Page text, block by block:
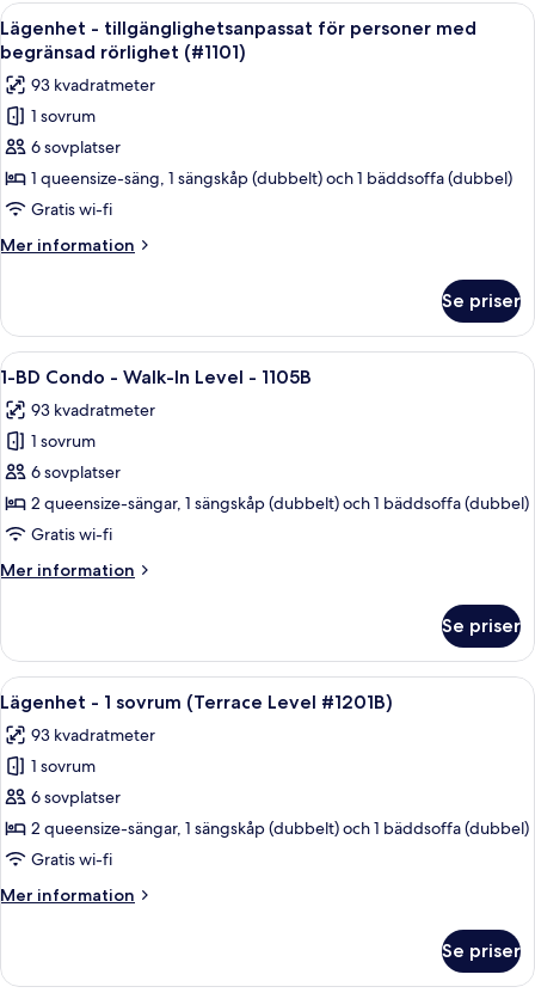
4
sovrum
sjöutsikt
Öppna
alla
foton
för
Lägenhet
-
tillgänglighetsanpassat
för
personer
med
rörlighet
(#1101)
Ett kök med bänkskivor i granit, en
1
Lägenhet - tillgänglighetsanpassat för personer med
begränsad rörlighet (#1101)
93 kvadratmeter
1 sovrum
6 sovplatser
1 queensize-säng, 1 sängskåp (dubbelt) och 1 bäddsoffa (dubbel)
Gratis wi-fi
Mer information
Mer
-
tillgänglighetsanpassat
för
med
begränsad
rörlighet
(#1101)
Se priser
Öppna
alla
foton
för
1-
BD
Condo
Walk-
1105B
Ett vardagsrum med två soffor
13
1-BD Condo - Walk-In Level - 1105B
93 kvadratmeter
1 sovrum
6 sovplatser
2 queensize-sängar, 1 sängskåp (dubbelt) och 1 bäddsoffa (dubbel)
Gratis wi-fi
Mer information
Mer
BD
Condo
-
Walk-
In
Level
1105B
Se priser
Öppna
alla
foton
för
Lägenhet
-
1
(Terrace
Ett sovrum med två sängar, en
14
Lägenhet - 1 sovrum (Terrace Level #1201B)
93 kvadratmeter
1 sovrum
6 sovplatser
2 queensize-sängar, 1 sängskåp (dubbelt) och 1 bäddsoffa (dubbel)
Gratis wi-fi
Mer information
Mer
-
Se priser